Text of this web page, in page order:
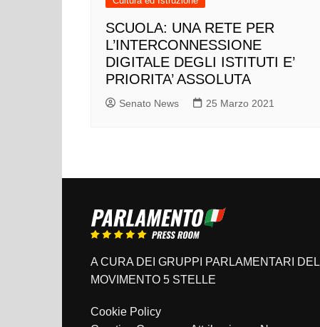
SCUOLA: UNA RETE PER
L’INTERCONNESSIONE
DIGITALE DEGLI ISTITUTI E’
PRIORITA’ ASSOLUTA
Senato News 25 Marzo 2021
A CURA DEI GRUPPI PARLAMENTARI DEL
MOVIMENTO 5 STELLE
Cookie Policy